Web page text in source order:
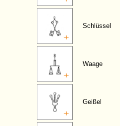
Schlüssel
Waage
Geißel